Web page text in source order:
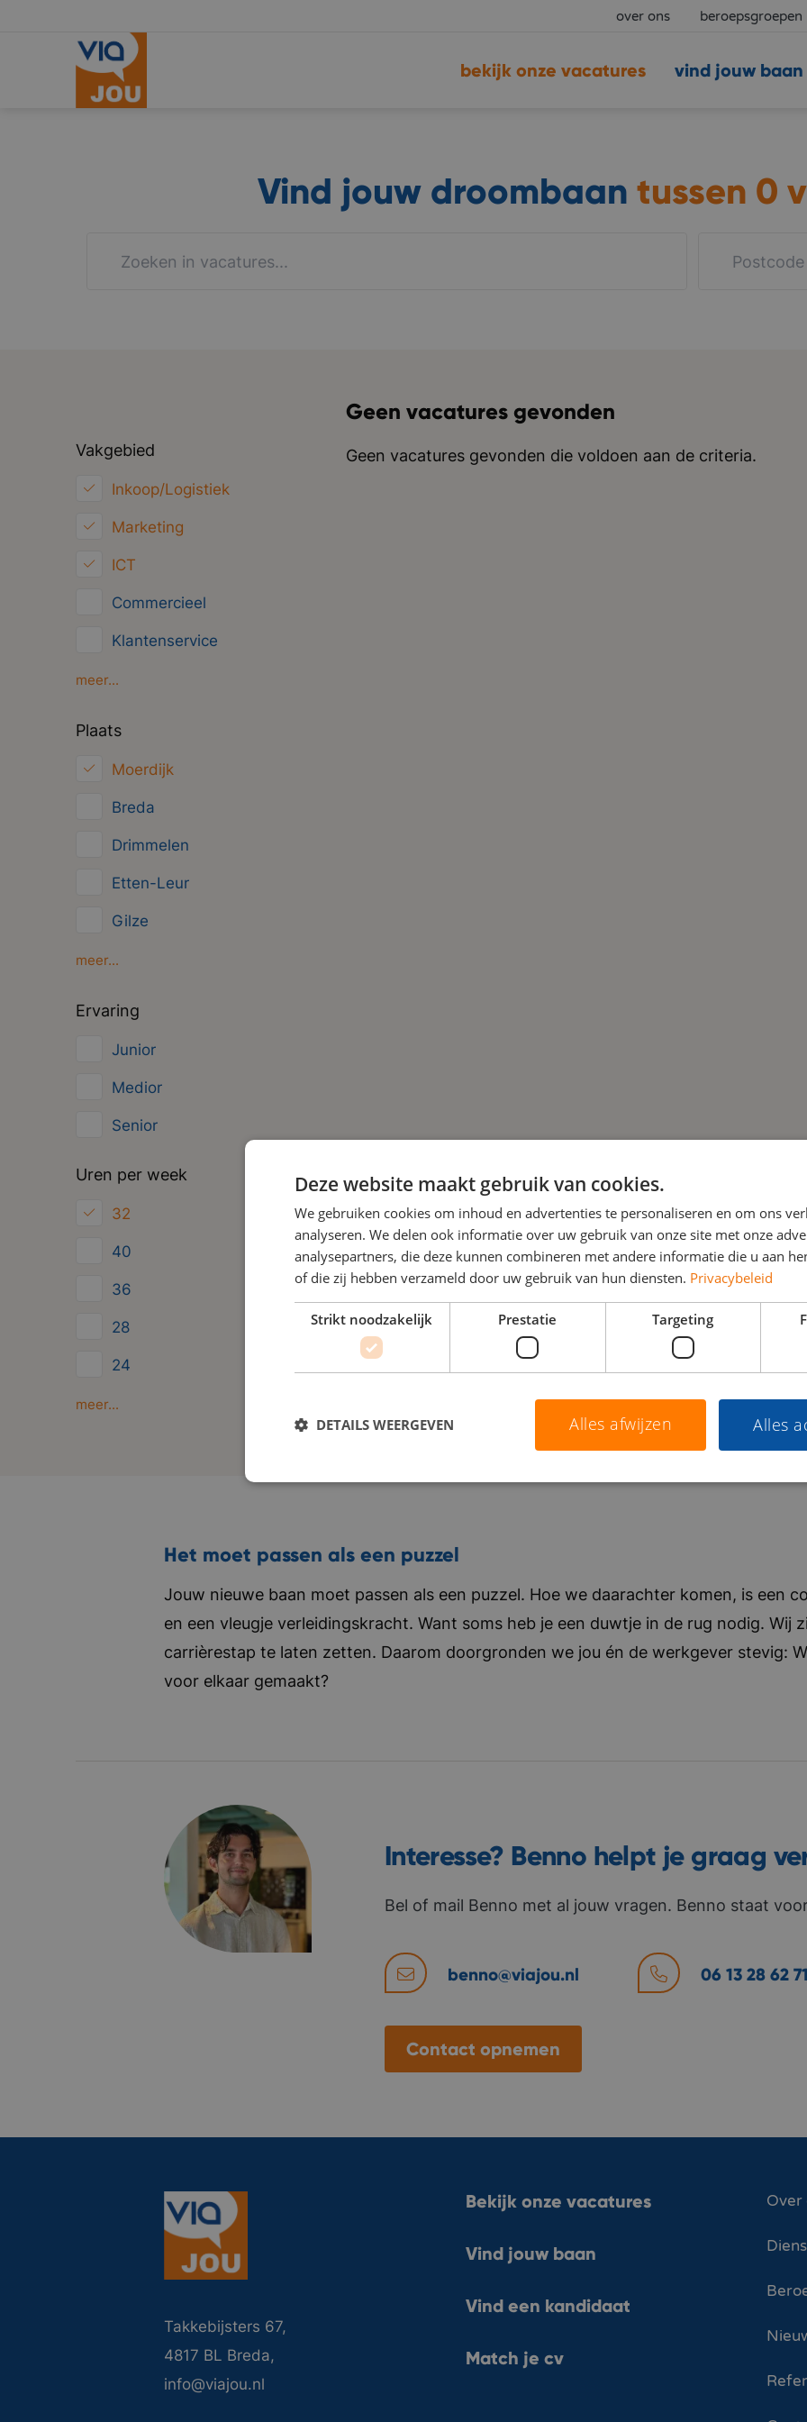
over ons beroepsgroepen
vind jouw baan
bekijk onze vacatures
Vind jouw droombaan tussen 0
Vakgebied
Inkoop/Logistiek
Marketing
ICT
Commercieel
Klantenservice
Financieel
meer...
Plaats
Moerdijk
Breda
Drimmelen
Etten-Leur
Gilze
Oosterhout
meer...
Ervaring
Junior
Medior
Senior
Uren per week
32
40
36
28
24
Minder dan 24
meer...
Geen vacatures gevonden
Geen vacatures gevonden die voldoen aan de criteria.
Het moet passen als een puzzel
Jouw nieuwe baan moet passen als een puzzel. Hoe we daarachter komen, is een
en een vleugje verleidingskracht. Want soms heb je een duwtje in de rug nodig. Wij
carrièrestap te laten zetten. Daarom doorgronden we jou én de werkgever stevig:
voor elkaar gemaakt?
Interesse? Benno helpt je graag
Bel of mail Benno met al jouw vragen. Benno staat
benno@viajou.nl 06 13 28 62
Contact opnemen
Takkebijsters 67,
4817 BL Breda,
info@viajou.nl
Bekijk onze vacatures
Vind jouw baan
Vind een kandidaat
Match je cv
Over
Deze website maakt gebruik van cookies.
We gebruiken cookies om inhoud en advertenties te personaliseren en om ons
analyseren. We delen ook informatie over uw gebruik van onze site met onze
analysepartners, die deze kunnen combineren met andere informatie die u aan
of die zij hebben verzameld door uw gebruik van hun diensten. Privacybeleid
Strikt noodzakelijk Prestatie Targeting
Alles
Alles afwijzen
DETAILS WEERGEVEN